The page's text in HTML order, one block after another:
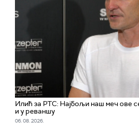
Илић за РТС: Најбољи наш меч ове
и у реваншу
06. 08. 2026.